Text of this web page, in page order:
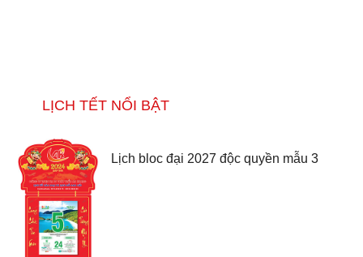
LỊCH TẾT NỔI BẬT
Lịch bloc đại 2027 độc quyền mẫu 3